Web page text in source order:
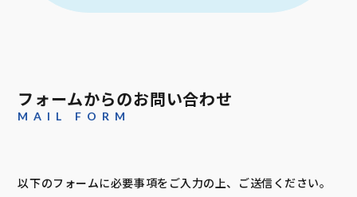
フォームからのお問い合わせ
MAIL FORM
以下のフォームに必要事項をご入力の上、ご送信ください。